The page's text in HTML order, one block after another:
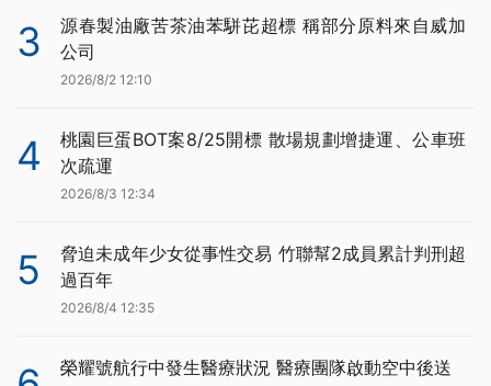
3
源春製油廠苦茶油苯駢芘超標 稱部分原料來自威加
公司
2026/8/2 12:10
4
桃園巨蛋BOT案8/25開標 散場規劃增捷運、公車班
次疏運
2026/8/3 12:34
5
脅迫未成年少女從事性交易 竹聯幫2成員累計判刑超
過百年
2026/8/4 12:35
榮耀號航行中發生醫療狀況 醫療團隊啟動空中後送